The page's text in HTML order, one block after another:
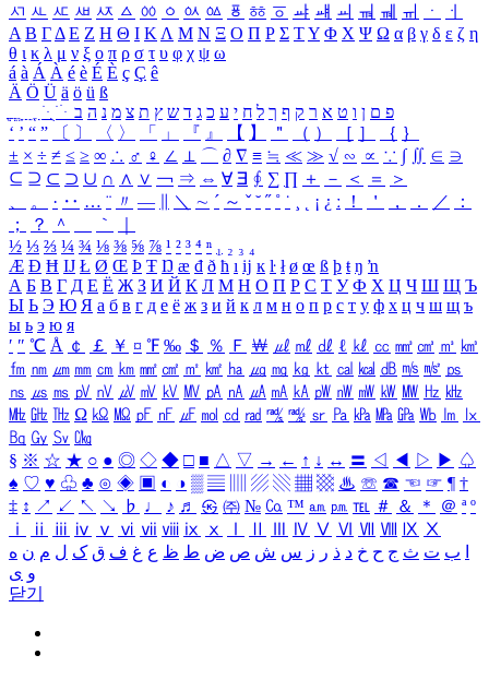
ㅺ ㅻ ㅼ ㅽ ㅾ ㅿ ㆀ ㆁ ㆂ ㆃ ㆄ ㆅ ㆆ ㆇ ㆈ ㆉ ㆊ ㆋ ㆌ ㆍ
ㆎ
Α Β ΓΔ Ε Ζ Η Θ Ι ΚΛ Μ Ν Ξ Ο Π Ρ Σ ΤΥ Φ Χ Ψ Ω α β γ δ ε ζ η
θ ι κ λ μ ν ξ ο π ρ σ τ υ φ χ ψ ω
á à Á À é è É È ç Ç ê
Ä Ö Ü ä ö ü ß
ִֶֹ ֻּ ׁׂ פ ם ן ו ט א ר ק ף ך ל ח י ע כ ג ד ש ץ ת צ מ נ ה ב
‘ ’ “ ” 〔 〕 〈 〉 「 」 『 』 【 】 ＂ （ ） ［ ］ ｛ ｝
± × ÷ ≠ ≤ ≥ ∞ ∴ ♂ ♀ ∠ ⊥ ⌒ ∂ ∇ ≡ ≒ ≪ ≫ √ ∽ ∝ ∵ ∫ ∬ ∈ ∋
⊆ ⊇ ⊂ ⊃ ∪ ∩ ∧ ∨ ￢ ⇒ ⇔ ∀ ∃ ∮ ∑ ∏ ＋ － ＜ ＝
＞
、
。 · ‥ … ¨ 〃 ― ＼ ∼ ´ ～ ˇ ˘ ˝ ˚ ˙ ¸ ¡ ¿ ː ！ ＇ ， ． ／
：
；
？ ＾ ｀
½ ⅓ ⅔ ¼ ¾ ⅛ ⅜ ⅝ ⅞ ¹ ² ³ ⁴ ⁿ ₁ ₂ ₃ ₄
Æ Ð Ħ Ĳ Ł Ø Œ Þ Ŧ Ŋ æ đ ð ħ ı ĳ ĸ ŀ ł ø œ ß þ ŧ ŋ ŉ
А Б В Г Д Е Ё Ж З И Й К Л М Н О П Р С Т У Ф Х Ц Ч Ш Щ Ъ
Ы Ь Э Ю Я а б в г д е ё ж з и й к л м н о п р с т у ф х ц ч ш щ ъ
ы ь э ю я
′ ″ ℃ Å ￠ ￡ ￥ ¤ ℉ ‰ ＄ ％ Ｆ ￦ ㎕ ㎖ ㎗ ℓ ㎘ ㏄ ㎣ ㎤ ㎥ ㎦
㎙ ㎚ ㎛ ㎜ ㎝ ㎞ ㎟ ㎠ ㎡ ㎢ ㏊ ㎍ ㎎ ㎏ ㏏ ㎈ ㎉ ㏈ ㎧ ㎨ ㎰
㎱ ㎲ ㎳ ㎴ ㎵ ㎶ ㎷ ㎸ ㎹ ㎀ ㎁ ㎂ ㎃ ㎄ ㎺ ㎻ ㎽ ㎾ ㎿ ㎐ ㎑
㎒ ㎓ ㎔ Ω ㏀ ㏁ ㎊ ㎋ ㎌ ㏖ ㏅ ㎭ ㎮ ㎯ ㏛ ㎩ ㎪ ㎫ ㎬ ㏝ ㏐
㏓
㏃ ㏉ ㏜ ㏆
§ ※ ☆ ★ ○ ● ◎ ◇ ◆ □ ■ △ ▽ → ← ↑ ↓ ↔ 〓 ◁ ◀ ▷ ▶ ♤
♠ ♡ ♥ ♧ ♣ ⊙ ◈ ▣ ◐ ◑ ▒ ▤ ▨ ▧ ▦ ▩ ♨ ☏ ☎ ☜ ☞ ¶ †
‡ ↕ ↗ ↙ ↖ ↘ ♭ ♩ ♪ ♬ ㉿ ㈜ № ㏇ ™ ㏂ ㏘ ℡ ＃ ＆ ＊ ＠ ª º
ⅰ
ⅱ ⅲ ⅳ ⅴ ⅵ ⅶ ⅷ ⅸ ⅹ Ⅳ Ⅴ Ⅵ Ⅶ Ⅷ Ⅸ Ⅹ
ب ت ث ج ح خ د ذ ر ز س ش ص ض ط ظ ع غ ف ق ک ل م ن ه
و ی
닫기